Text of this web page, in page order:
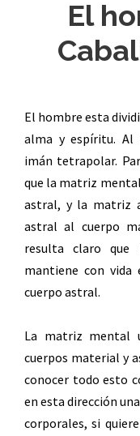
El
El hombre esta
alma y espíritu. Al
imán tetrapolar.
que la matriz
astral, y la matriz
astral al cuerpo
resulta claro que
mantiene con vida
cuerpo astral.
La matriz mental
cuerpos material y
conocer todo esto
en esta dirección
corporales, si